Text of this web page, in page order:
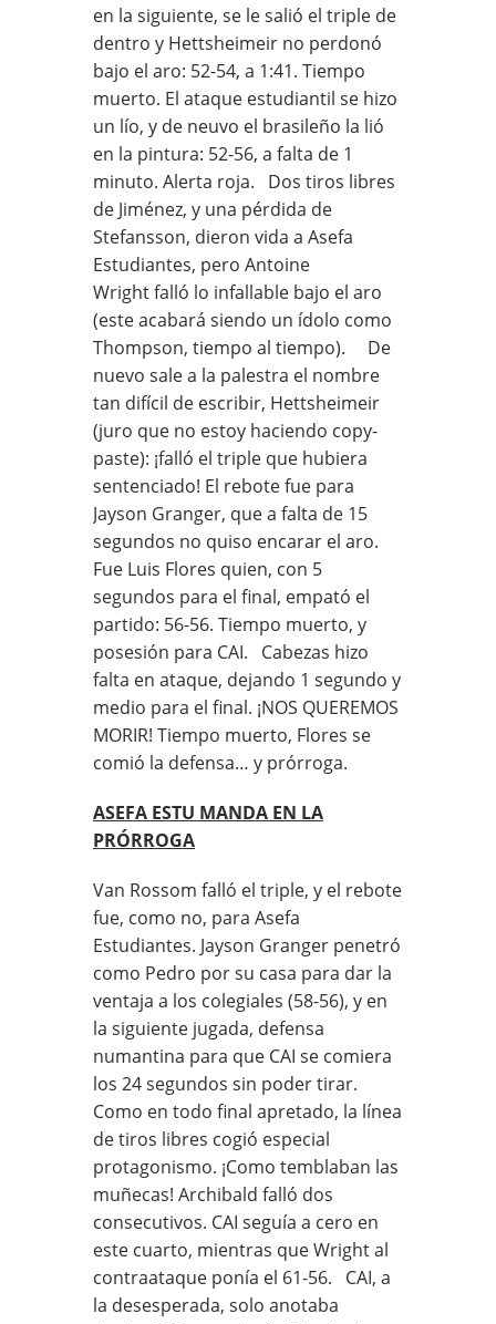
en la siguiente, se le salió el triple de
dentro y Hettsheimeir no perdonó
bajo el aro: 52-54, a 1:41. Tiempo
muerto. El ataque estudiantil se hizo
un lío, y de neuvo el brasileño la lió
en la pintura: 52-56, a falta de 1
minuto. Alerta roja. Dos tiros libres
de Jiménez, y una pérdida de
Stefansson, dieron vida a Asefa
Estudiantes, pero Antoine
Wright falló lo infallable bajo el aro
(este acabará siendo un ídolo como
Thompson, tiempo al tiempo). De
nuevo sale a la palestra el nombre
tan difícil de escribir, Hettsheimeir
(juro que no estoy haciendo copy-
paste): ¡falló el triple que hubiera
sentenciado! El rebote fue para
Jayson Granger, que a falta de 15
segundos no quiso encarar el aro.
Fue Luis Flores quien, con 5
segundos para el final, empató el
partido: 56-56. Tiempo muerto, y
posesión para CAI. Cabezas hizo
falta en ataque, dejando 1 segundo y
medio para el final. ¡NOS QUEREMOS
MORIR! Tiempo muerto, Flores se
comió la defensa… y prórroga.
ASEFA ESTU MANDA EN LA
PRÓRROGA
Van Rossom falló el triple, y el rebote
fue, como no, para Asefa
Estudiantes. Jayson Granger penetró
como Pedro por su casa para dar la
ventaja a los colegiales (58-56), y en
la siguiente jugada, defensa
numantina para que CAI se comiera
los 24 segundos sin poder tirar.
Como en todo final apretado, la línea
de tiros libres cogió especial
protagonismo. ¡Como temblaban las
muñecas! Archibald falló dos
consecutivos. CAI seguía a cero en
este cuarto, mientras que Wright al
contraataque ponía el 61-56. CAI, a
la desesperada, solo anotaba